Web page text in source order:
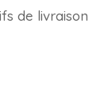
de livraison